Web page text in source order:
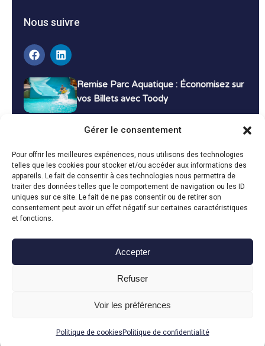
Gérer le consentement
Pour offrir les meilleures expériences, nous utilisons des technologies
telles que les cookies pour stocker et/ou accéder aux informations des
appareils. Le fait de consentir à ces technologies nous permettra de
traiter des données telles que le comportement de navigation ou les ID
uniques sur ce site. Le fait de ne pas consentir ou de retirer son
consentement peut avoir un effet négatif sur certaines caractéristiques
et fonctions.
Accepter
Refuser
Voir les préférences
Politique de cookies Politique de confidentialité
Nous suivre
Remise Parc Aquatique : Économisez sur
vos Billets avec Toody
Bons Plans Voyage : Économisez sur vos
Vacances avec Toody
13 décembre 2024 Bon plans
Toody © 2024
Mentions légales
Politique de cookies
Fait avec le en Vendée par